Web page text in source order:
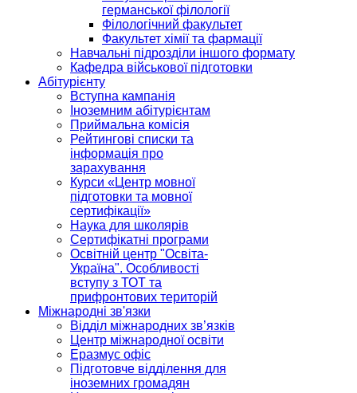
германської філології
Філологічний факультет
Факультет хімії та фармації
Навчальні підрозділи іншого формату
Кафедра військової підготовки
Абітурієнту
Вступна кампанія
Іноземним абітурієнтам
Приймальна комісія
Рейтингові списки та
інформація про
зарахування
Курси «Центр мовної
підготовки та мовної
сертифікації»
Наука для школярів
Сертифікатні програми
Освітній центр "Освіта-
Україна". Особливості
вступу з ТОТ та
прифронтових територій
Міжнародні зв'язки
Відділ міжнародних зв’язків
Центр міжнародної освіти
Еразмус офіс
Підготовче відділення для
іноземних громадян